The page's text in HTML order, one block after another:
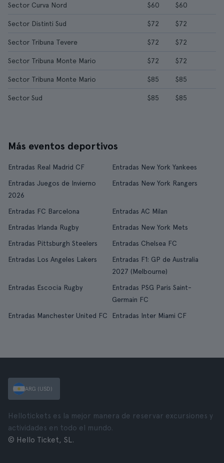
Sector Curva Nord $60 $60
Sector Distinti Sud $72 $72
Sector Tribuna Tevere $72 $72
Sector Tribuna Monte Mario $72 $72
Sector Tribuna Monte Mario $85 $85
Sector Sud $85 $85
Más eventos deportivos
Entradas Real Madrid CF
Entradas New York Yankees
Entradas Juegos de Invierno
2026
Entradas New York Rangers
Entradas FC Barcelona
Entradas AC Milan
Entradas Irlanda Rugby
Entradas New York Mets
Entradas Pittsburgh Steelers
Entradas Chelsea FC
Entradas Los Angeles Lakers
Entradas F1: GP de Australia
2027 (Melbourne)
Entradas Escocia Rugby
Entradas PSG Paris Saint-
Germain FC
Entradas Manchester United FC
Entradas Inter Miami CF
ARG (USD)
Hellotickets es la mejor manera de reservar excursiones y
actividades en todo el mundo.
© Hello Ticket, SL.